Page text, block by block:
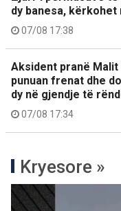
dy banesa,
07/08 17:38
Aksident pranë
punuan frenat dhe
dy në gjendje të
07/08 17:34
Kryesore »